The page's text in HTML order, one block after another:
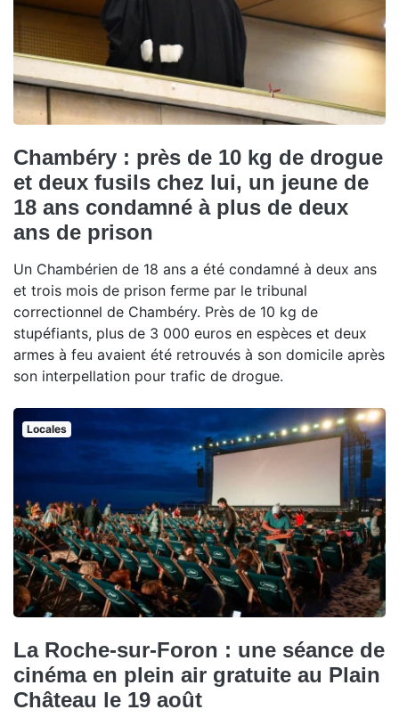
Chambéry : près de 10 kg de drogue
et deux fusils chez lui, un jeune de
18 ans condamné à plus de deux
ans de prison
Un Chambérien de 18 ans a été condamné à deux ans
et trois mois de prison ferme par le tribunal
correctionnel de Chambéry. Près de 10 kg de
stupéfiants, plus de 3 000 euros en espèces et deux
armes à feu avaient été retrouvés à son domicile après
son interpellation pour trafic de drogue.
Locales
La Roche-sur-Foron : une séance de
cinéma en plein air gratuite au Plain
Château le 19 août